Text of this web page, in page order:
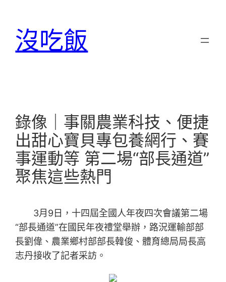
沒吃飯
錄像｜事關農業科技、便捷
出甜心寶貝專包養網行、賽
事運動等 第二場“部長通道”
聚焦這些熱門
3月9日，十四屆全國人年夜四次會議第二場
“部長通道”在國民年夜禮堂舉辦，路況運輸部部
長劉偉、農業鄉村部部長韓俊、體育總局局長高
志丹接收了記者采訪。